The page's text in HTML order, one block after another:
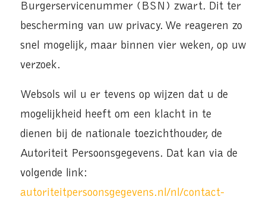
Burgerservicenummer (BSN) zwart. Dit ter
bescherming van uw privacy. We reageren zo
snel mogelijk, maar binnen vier weken, op uw
verzoek.
Websols wil u er tevens op wijzen dat u de
mogelijkheid heeft om een klacht in te
dienen bij de nationale toezichthouder, de
Autoriteit Persoonsgegevens. Dat kan via de
volgende link:
autoriteitpersoonsgegevens.nl/nl/contact-